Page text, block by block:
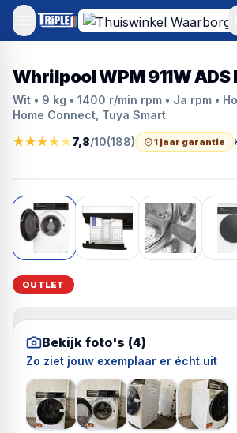
Whrilpool WPM 911W ADS
Wit • 9 kg • 1400 r/min rpm • Ja rpm •
Home Connect, Tuya Smart
★★★★★7,8/10(188) 1 jaar garantie
OUTLET
Bekijk foto's (4)
Zo ziet jouw exemplaar er écht uit